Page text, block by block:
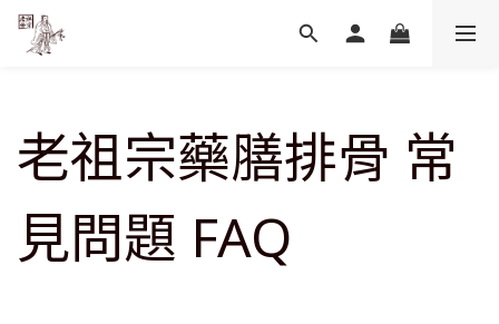
老祖宗藥膳排骨 常
見問題 FAQ